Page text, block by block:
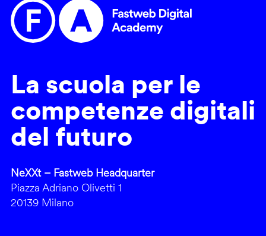
La scuola per le
competenze digitali
del futuro
NeXXt – Fastweb Headquarter
Piazza Adriano Olivetti 1
20139 Milano